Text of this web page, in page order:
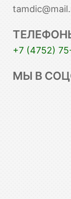
+7 (4752)
МЫ В